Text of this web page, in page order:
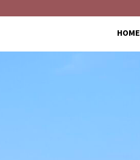
HOME